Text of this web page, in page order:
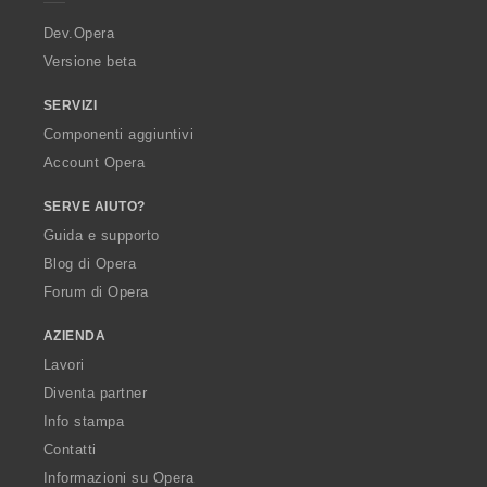
a
Dev.Opera
Versione beta
SERVIZI
Componenti aggiuntivi
Account Opera
SERVE AIUTO?
Guida e supporto
Blog di Opera
Forum di Opera
AZIENDA
Lavori
Diventa partner
Info stampa
Contatti
Informazioni su Opera